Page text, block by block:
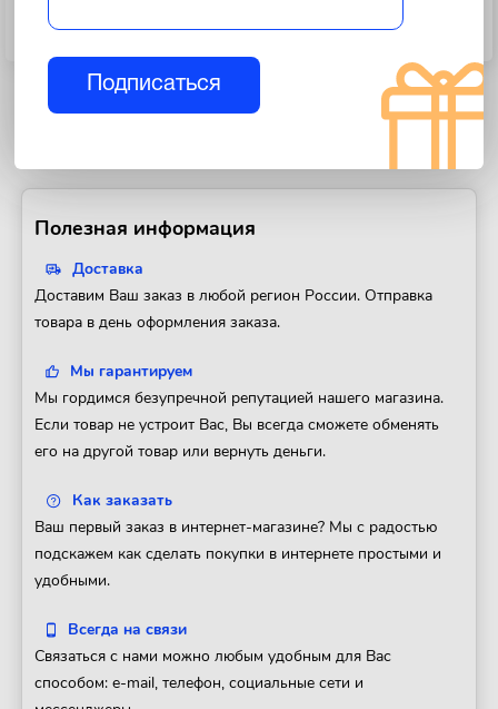
Комплект светодиодных Bi-Led
Светодиоды P21W "Lumen", Atomx,
Полезная информация
Доставка
Доставим Ваш заказ в любой регион России. Отправка
товара в день оформления заказа.
Мы гарантируем
Мы гордимся безупречной репутацией нашего магазина.
Если товар не устроит Вас, Вы всегда сможете обменять
его на другой товар или вернуть деньги.
Как заказать
Ваш первый заказ в интернет-магазине? Мы с радостью
подскажем как сделать покупки в интернете простыми и
удобными.
Всегда на связи
Связаться с нами можно любым удобным для Вас
способом: e-mail, телефон, социальные сети и
Подписаться